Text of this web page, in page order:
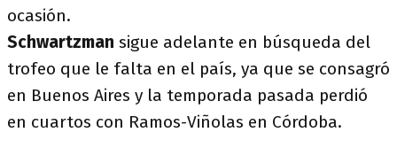
ocasión.
Schwartzman sigue adelante en búsqueda del
trofeo que le falta en el país, ya que se consagró
en Buenos Aires y la temporada pasada perdió
en cuartos con Ramos-Viñolas en Córdoba.